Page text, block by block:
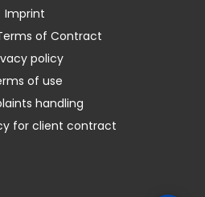
Imprint
of Contract
policy
of use
handling
for client contract